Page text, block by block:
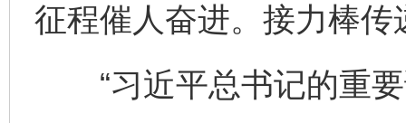
征程催人奋进。接力棒
“习近平总书记的重要